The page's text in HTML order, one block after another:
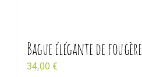
Bague élégante de fougère
34,00€